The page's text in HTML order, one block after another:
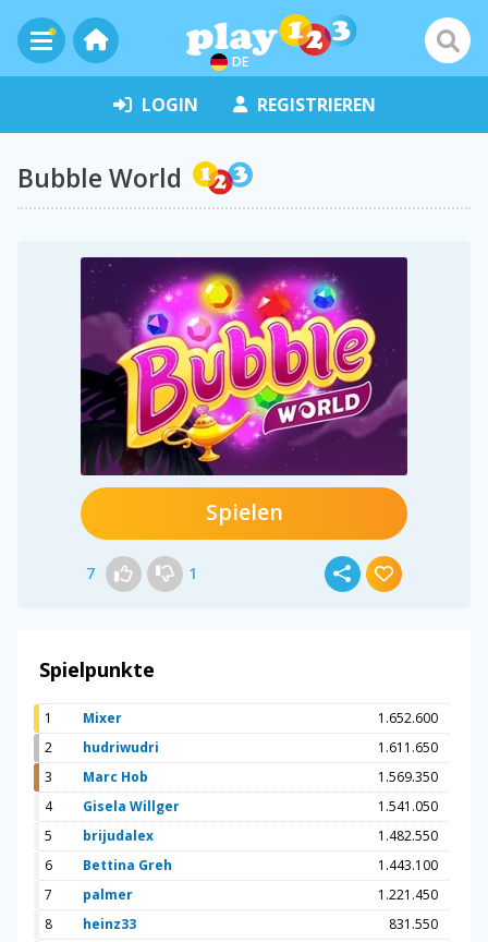
DE
LOGIN REGISTRIEREN
Bubble World
Spielen
7 1
Spielpunkte
1 Mixer
1.652.600
2
hudriwudri
1.611.650
3
Marc Hob
1.569.350
4
Gisela Willger
1.541.050
5
brijudalex
1.482.550
6
Bettina Greh
1.443.100
7
palmer
1.221.450
8
heinz33
831.550